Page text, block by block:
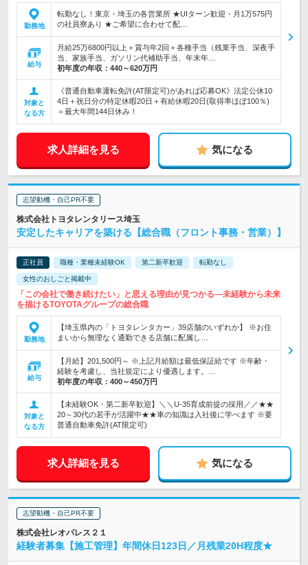
勤務地
転勤なし！東京・埼玉の各営業所 ★UIターン歓迎・月1万575円
の社員寮あり ★ご希望に合わせて配…
給与
月給25万6800円以上＋賞与年2回＋各種手当（残業手当、深夜手
当、家族手当、ガソリン代補助手当、年末年…
初年度の年収： 440～620万円
対象と
なる方
《普通自動車運転免許(AT限定可)があれば応募OK》法定公休10
4日＋祝日分の特定休暇20日＋有給休暇20日(取得率ほぼ100％)
＝最大年間144日休み！
求人詳細を見る 気になる
志望動機・自己PR不要
株式会社トヨタレンタリース埼玉
安定したキャリアを築ける【総合職（フロント事務・営業）】
正社員 職種・業種未経験OK 第二新卒歓迎 転勤なし
女性のおしごと掲載中
「この会社で働き続けたい」と思える理由が見つかる―未経験から未来
を描けるTOYOTAグループの総合職
勤務地
【埼玉県内の「トヨタレンタカー」39店舗のいずれか】 ※お住
まいから無理なく通勤できる店舗に配属し…
給与
【月給】201,500円～ ※上記月給額は最低保証給です ※年齢・
経験を考慮し、当社規定により優遇します。…
初年度の年収： 400～450万円
対象と
なる方
【未経験OK・第二新卒歓迎】＼＼U-35育成前提の採用／／★★
20～30代の若手が活躍中★★車の知識は入社後に学べます ※要
普通自動車免許(AT限定可)
求人詳細を見る 気になる
志望動機・自己PR不要
株式会社レオパレス２１
経験者募集【施工管理】年間休日123日／月残業20H程度★